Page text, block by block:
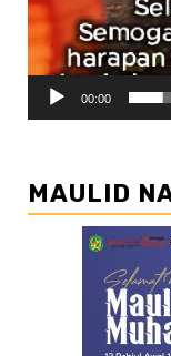
00:00
MAULID